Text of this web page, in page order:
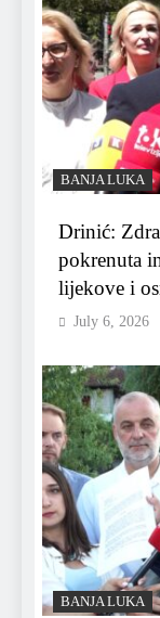
BANJA LUKA
Drinić:
pokrenuta
lijekove i
July 6, 2026
BANJA LUKA